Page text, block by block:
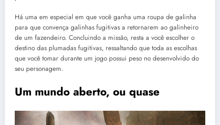
Há uma em especial em que você ganha uma roupa de galinha
para que convença galinhas fugitivas a retornarem ao galinheiro
de um fazendeiro. Concluindo a missão, resta a você escolher o
destino das plumadas fugitivas, ressaltando que toda as escolhas
que você tomar durante um jogo possui peso no desenvolvido do
seu personagem.
Um mundo aberto, ou quase